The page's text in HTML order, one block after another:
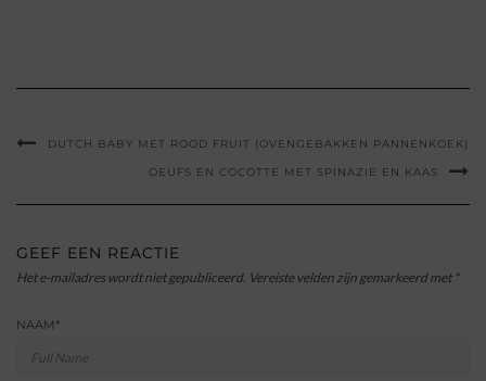
DUTCH BABY MET ROOD FRUIT (OVENGEBAKKEN PANNENKOEK)
OEUFS EN COCOTTE MET SPINAZIE EN KAAS
GEEF EEN REACTIE
Het e-mailadres wordt niet gepubliceerd. Vereiste velden zijn gemarkeerd met *
NAAM *